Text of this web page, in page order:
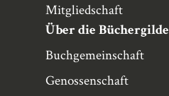
Mitgliedschaft
Über die Büchergilde
Buchgemeinschaft
Genossenschaft